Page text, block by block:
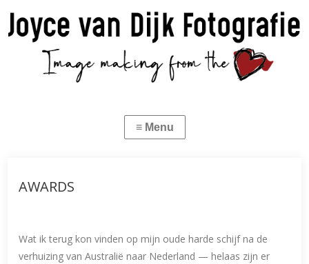
AWARDS
Wat ik terug kon vinden op mijn oude harde schijf na de
verhuizing van Australië naar Nederland — helaas zijn er